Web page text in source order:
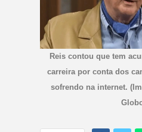
Reis contou que tem
carreira por conta dos
sofrendo na internet.